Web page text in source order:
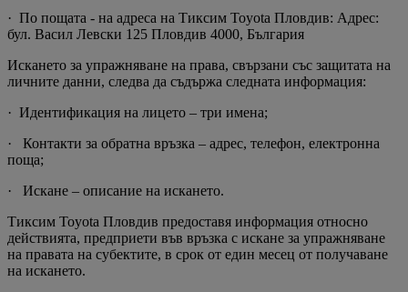
· По пощата - на адреса на Тиксим Toyota Пловдив: Адрес:
бул. Васил Левски 125 Пловдив 4000, България
Искането за упражняване на права, свързани със защитата на
личните данни, следва да съдържа следната информация:
· Идентификация на лицето – три имена;
· Контакти за обратна връзка – адрес, телефон, електронна
поща;
· Искане – описание на искането.
Тиксим Toyota Пловдив предоставя информация относно
действията, предприети във връзка с искане за упражняване
на правата на субектите, в срок от един месец от получаване
на искането.